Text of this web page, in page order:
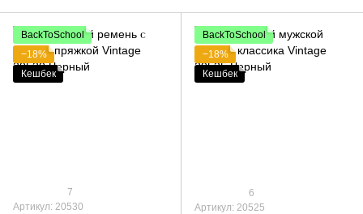
BackToSchool
−18%
Кешбек
7
Артикул: 20530
BackToSchool
−18%
Кешбек
6
Артикул: 20525